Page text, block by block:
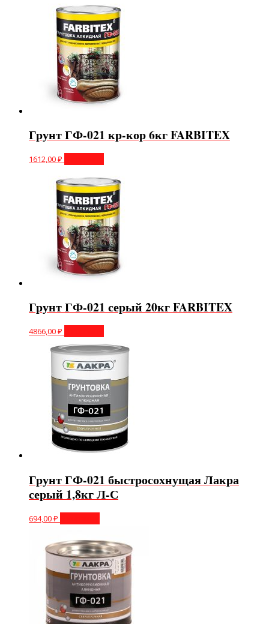
Грунт ГФ-021 кр-кор 6кг FARBITEX
1612,00₽
Грунт ГФ-021 серый 20кг FARBITEX
4866,00₽
Грунт ГФ-021 быстросохнущая Лакра
серый 1,8кг Л-С
694,00₽